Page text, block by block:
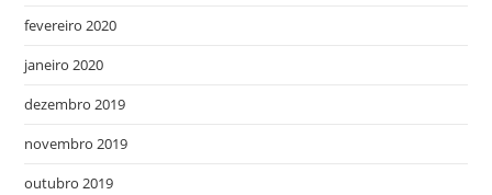
fevereiro 2020
janeiro 2020
dezembro 2019
novembro 2019
outubro 2019